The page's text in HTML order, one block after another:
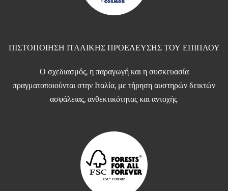
ΠΙΣΤΟΠΟΙΗΣΗ ΙΤΑΛΙΚΗΣ ΠΡΟΕΛΕΥΣΗΣ ΤΟΥ ΕΠΙΠΛΟΥ
Ο σχεδιασμός, η παραγωγή και η συσκευασία
πραγματοποιούνται στην Ιταλία, με τήρηση αυστηρών δεικτών
ασφάλειας, ανθεκτικότητας και αντοχής.